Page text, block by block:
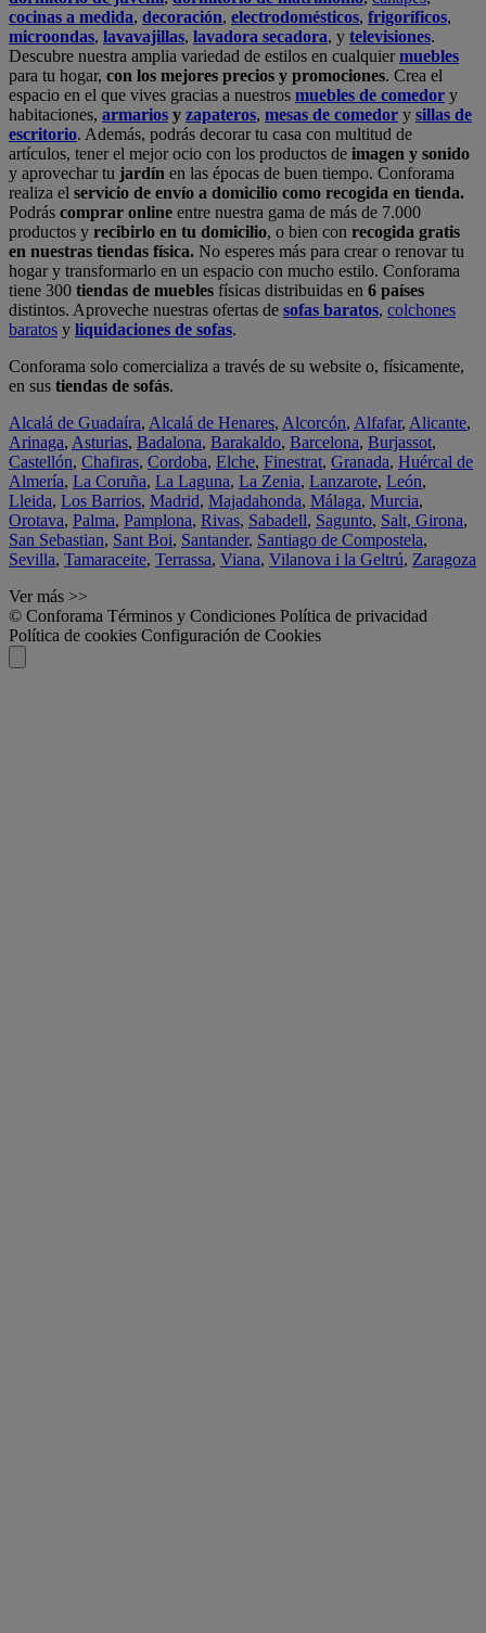
cocinas a medida, decoración, electrodomésticos, frigoríficos,
microondas, lavavajillas, lavadora secadora, y televisiones.
Descubre nuestra amplia variedad de estilos en cualquiermuebles
para tu hogar, con los mejores precios y promociones. Crea el
espacio en el que vives gracias a nuestros muebles de comedor y
habitaciones, armarios y zapateros, mesas de comedor y sillas de
escritorio. Además, podrás decorar tu casa con multitud de
artículos, tener el mejor ocio con los productos de imagen y sonido
y aprovechar tu jardín en las épocas de buen tiempo. Conforama
realiza el servicio de envío a domicilio como recogida en tienda.
Podrás comprar online entre nuestra gama de más de 7.000
productos y recibirlo en tu domicilio, o bien con recogida gratis
en nuestras tiendas física. No esperes más para crear o renovar tu
hogar y transformarlo en un espacio con mucho estilo. Conforama
tiene 300 tiendas de muebles físicas distribuidas en 6 países
distintos. Aproveche nuestras ofertas de sofas baratos, colchones
baratos y liquidaciones de sofas.
Conforama solo comercializa a través de su website o, físicamente,
en sus tiendas de sofás.
Alcalá de Guadaíra, Alcalá de Henares, Alcorcón, Alfafar, Alicante,
Arinaga, Asturias, Badalona, Barakaldo, Barcelona, Burjassot,
Castellón, Chafiras, Cordoba, Elche, Finestrat, Granada, Huércal de
Almería, La Coruña, La Laguna, La Zenia, Lanzarote, León,
Lleida, Los Barrios, Madrid, Majadahonda, Málaga, Murcia,
Orotava, Palma, Pamplona, Rivas, Sabadell, Sagunto, Salt, Girona,
San Sebastian, Sant Boi, Santander, Santiago de Compostela,
Sevilla, Tamaraceite, Terrassa, Viana, Vilanova i la Geltrú, Zaragoza
Ver más >>
© Conforama Términos y Condiciones Política de privacidad
Política de cookies Configuración de Cookies